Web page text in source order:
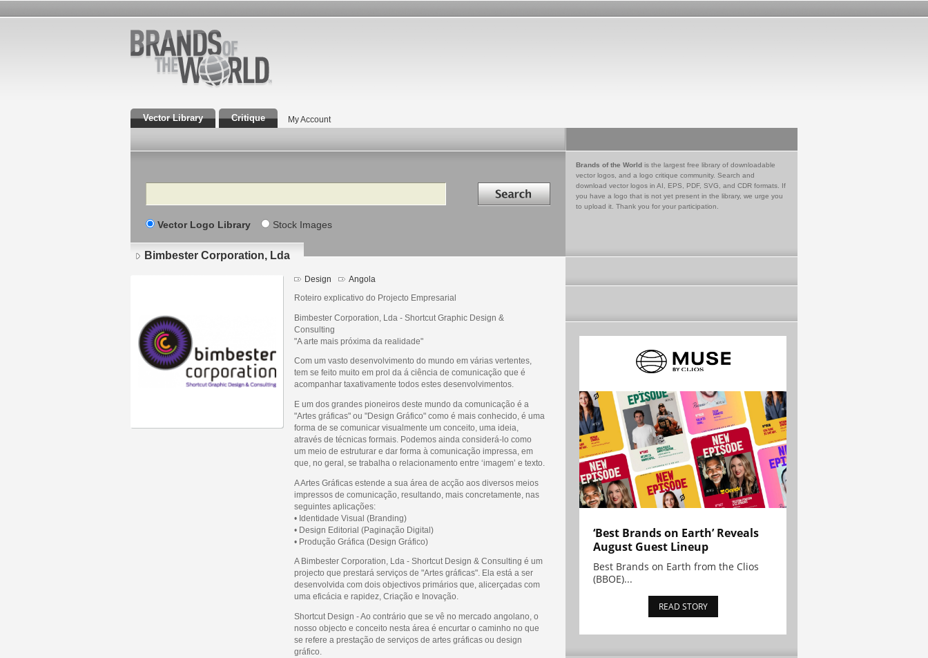
Vector Library Critique My Account
Search Search in
Vector Logo Library Stock Images
Brands of the World is the largest free library of downloadable
vector logos, and a logo critique community. Search and
download vector logos in AI, EPS, PDF, SVG, and CDR formats. If
you have a logo that is not yet present in the library, we urge you
to upload it. Thank you for your participation.
Bimbester Corporation, Lda
Design Angola
Roteiro explicativo do Projecto Empresarial
Bimbester Corporation, Lda - Shortcut Graphic Design &
Consulting
"A arte mais próxima da realidade"
Com um vasto desenvolvimento do mundo em várias vertentes,
tem se feito muito em prol da á ciência de comunicação que é
acompanhar taxativamente todos estes desenvolvimentos.
E um dos grandes pioneiros deste mundo da comunicação é a
"Artes gráficas" ou "Design Gráfico" como é mais conhecido, é uma
forma de se comunicar visualmente um conceito, uma ideia,
através de técnicas formais. Podemos ainda considerá-lo como
um meio de estruturar e dar forma à comunicação impressa, em
que, no geral, se trabalha o relacionamento entre ‘imagem’ e texto.
A Artes Gráficas estende a sua área de acção aos diversos meios
impressos de comunicação, resultando, mais concretamente, nas
seguintes aplicações:
• Identidade Visual (Branding)
• Design Editorial (Paginação Digital)
• Produção Gráfica (Design Gráfico)
A Bimbester Corporation, Lda - Shortcut Design & Consulting é um
projecto que prestará serviços de "Artes gráficas". Ela está a ser
desenvolvida com dois objectivos primários que, alicerçadas com
uma eficácia e rapidez, Criação e Inovação.
Shortcut Design - Ao contrário que se vê no mercado angolano, o
nosso objecto e conceito nesta área é encurtar o caminho no que
se refere a prestação de serviços de artes gráficas ou design
gráfico.
‘Best Brands on Earth’ Reveals
August Guest Lineup
Best Brands on Earth from the Clios
(BBOE)...
READ STORY